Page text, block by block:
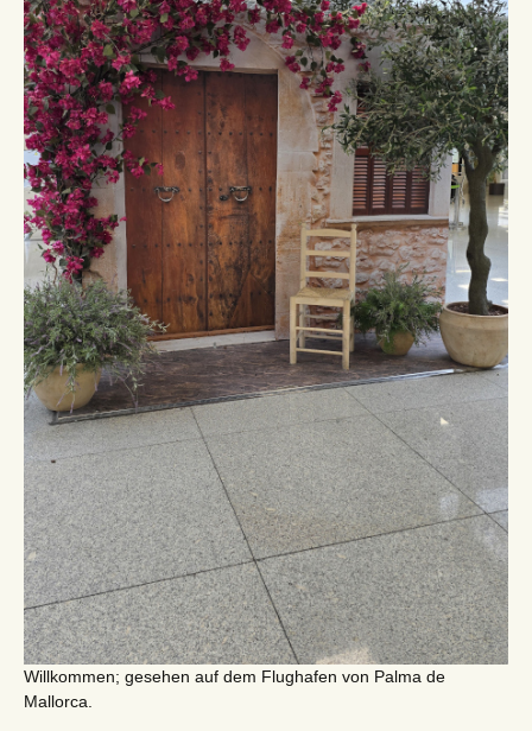
Willkommen; gesehen auf dem Flughafen von Palma de
Mallorca.